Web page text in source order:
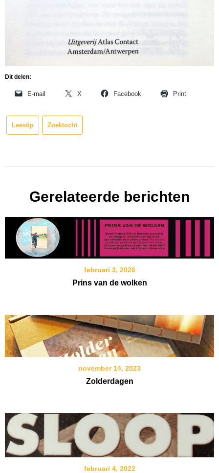
Dit delen:
E-mail X Facebook Print
Leestip Zoektocht
Gerelateerde berichten
februari 3, 2026
Prins van de wolken
november 14, 2023
Zolderdagen
februari 4, 2022